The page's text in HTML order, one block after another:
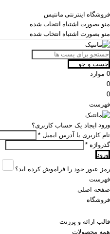
فروشگاه اینترنتی مانتیس
منو بصورت اشتباه انتخاب شده
منو بصورت اشتباه انتخاب شده
جست و جو
0 موارد
0
0
فهرست
ورود ایجاد یک حساب کاربری؟
نام کاربری یا آدرس ایمیل *
گذرواژه *
ورود
رمز عبور خود را فراموش کرده اید؟
فهرست
صفحه اصلی
فروشگاه
قالب ارائه و پرزنت
همه محصولات